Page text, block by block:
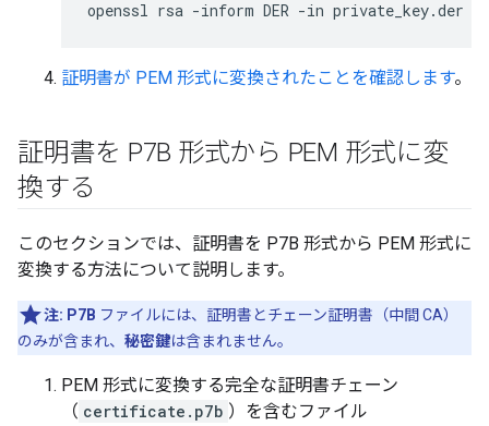
openssl rsa -inform DER -in private_key.der -
証明書が PEM 形式に変換されたことを確認します。
証明書を P7B 形式から PEM 形式に変
換する
このセクションでは、証明書を P7B 形式から PEM 形式に
変換する方法について説明します。
注: P7B ファイルには、証明書とチェーン証明書（中間 CA）
のみが含まれ、 秘密鍵は含まれません。
PEM 形式に変換する完全な証明書チェーン
（ certificate.p7b ）を含むファイル